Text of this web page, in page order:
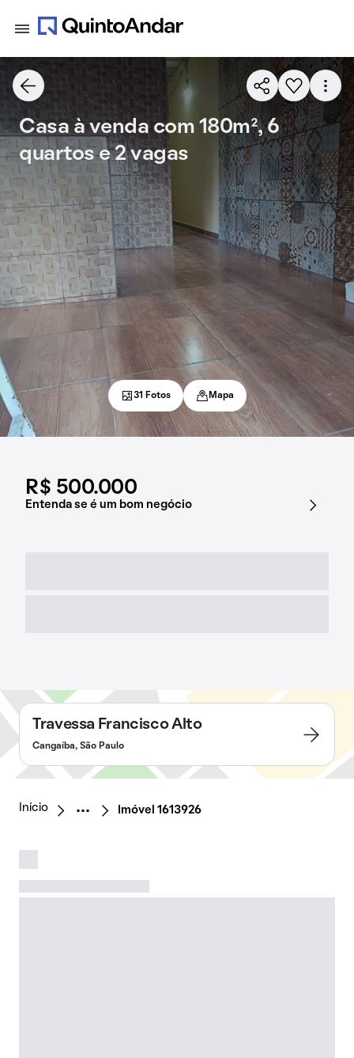
R$ 500.000
Entenda se é um bom negócio
Casa à venda com 180m², 6
quartos e 2 vagas
31 Fotos Mapa
Travessa Francisco Alto
Cangaíba, São Paulo
Início Imóvel 1613926